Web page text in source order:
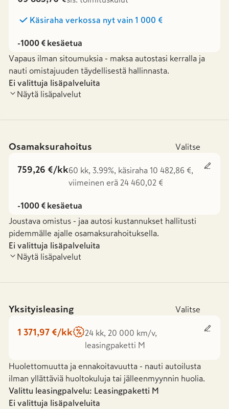
Käsiraha verkossa nyt vain 1 000 €
-1000 € kesäetua
Vapaus ilman sitoumuksia - maksa autostasi kerralla ja
nauti omistajuuden täydellisestä hallinnasta.
Ei valittuja lisäpalveluita
Näytä lisäpalvelut
Osamaksurahoitus Valitse
759,26 €/kk60 kk, 3.99%, käsiraha 10 482,86 €,
viimeinen erä 24 460,02 €
-1000 € kesäetua
Joustava omistus - jaa autosi kustannukset hallitusti
pidemmälle ajalle osamaksurahoituksella.
Ei valittuja lisäpalveluita
Näytä lisäpalvelut
Yksityisleasing Valitse
1 371,97 €/kk
24 kk, 20 000 km/v,
leasingpaketti M
Huolettomuutta ja ennakoitavuutta - nauti autoilusta
ilman yllättäviä huoltokuluja tai jälleenmyynnin huolia.
Valittu leasingpalvelu: Leasingpaketti M
Ei valittuja lisäpalveluita